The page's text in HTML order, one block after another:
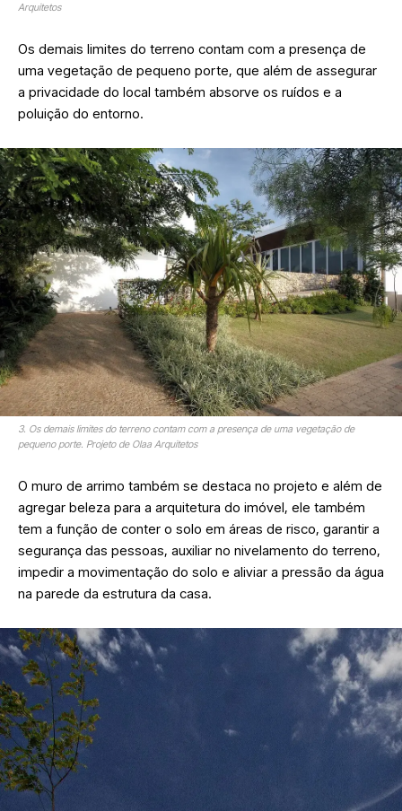
Arquitetos
Os demais limites do terreno contam com a presença de
uma vegetação de pequeno porte, que além de assegurar
a privacidade do local também absorve os ruídos e a
poluição do entorno.
3. Os demais limites do terreno contam com a presença de uma vegetação de
pequeno porte. Projeto de Olaa Arquitetos
O muro de arrimo também se destaca no projeto e além de
agregar beleza para a arquitetura do imóvel, ele também
tem a função de conter o solo em áreas de risco, garantir a
segurança das pessoas, auxiliar no nivelamento do terreno,
impedir a movimentação do solo e aliviar a pressão da água
na parede da estrutura da casa.